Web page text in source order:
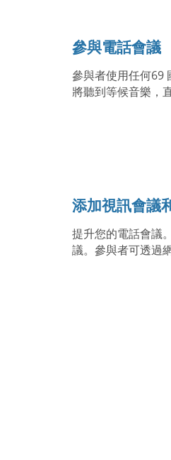
參與電話會議
參與者使用任何69
將聽到等候音樂，
添加視訊會議
提升您的電話會議
議。參與者可透過